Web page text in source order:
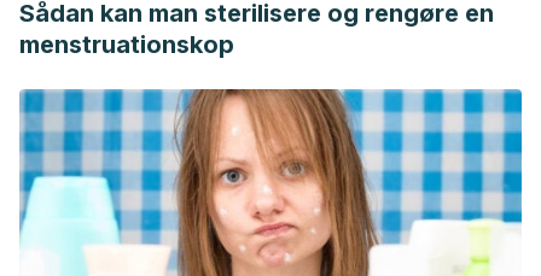
Sådan kan man sterilisere og rengøre en
menstruationskop